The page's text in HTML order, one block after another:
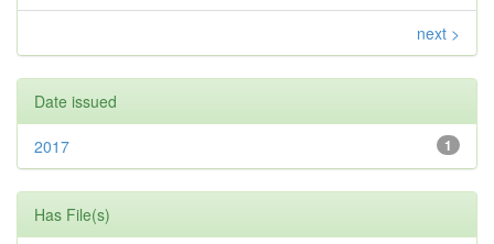
next >
Date issued
1
2017
Has File(s)